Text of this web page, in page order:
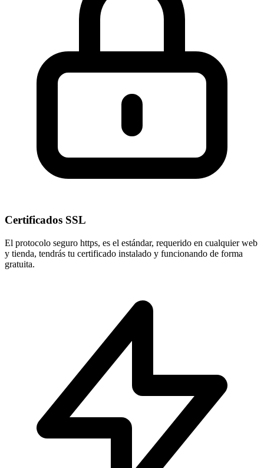
Certificados SSL
El protocolo seguro https, es el estándar, requerido en cualquier web
y tienda, tendrás tu certificado instalado y funcionando de forma
gratuita.